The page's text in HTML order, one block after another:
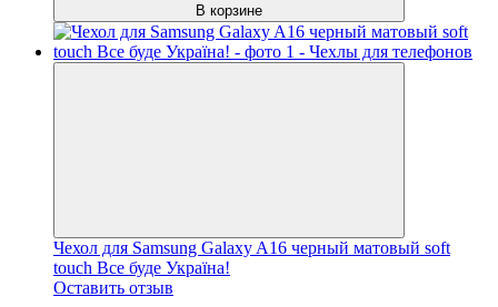
В корзине
Чехол для Samsung Galaxy A16 черный матовый soft
touch Все буде Україна!
Оставить отзыв